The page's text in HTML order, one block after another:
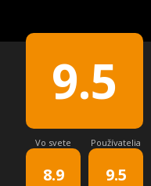
9.5
Vo svete
8.9
Používatelia
9.5